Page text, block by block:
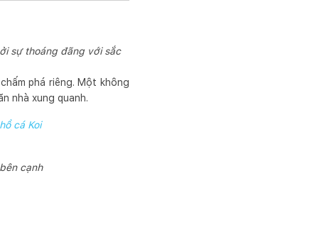
sự thoáng đãng với sắc
phá riêng. Một không
nhà xung quanh.
cá Koi
cạnh